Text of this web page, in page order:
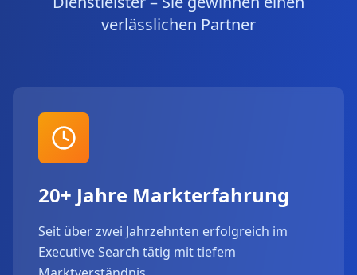
verlässlichen Partner
20+ Jahre Markterfahrung
Seit über zwei Jahrzehnten erfolgreich im
Executive Search tätig mit tiefem